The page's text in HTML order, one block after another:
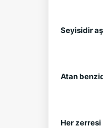
Seyisidir
Atan
Her